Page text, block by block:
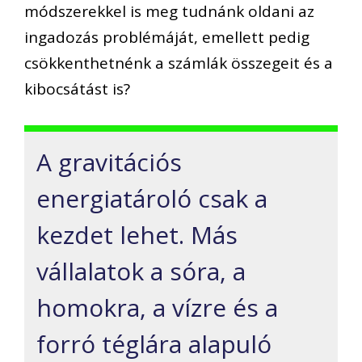
módszerekkel is meg tudnánk oldani az
ingadozás problémáját, emellett pedig
csökkenthetnénk a számlák összegeit és a
kibocsátást is?
A gravitációs
energiatároló csak a
kezdet lehet. Más
vállalatok a sóra, a
homokra, a vízre és a
forró téglára alapuló